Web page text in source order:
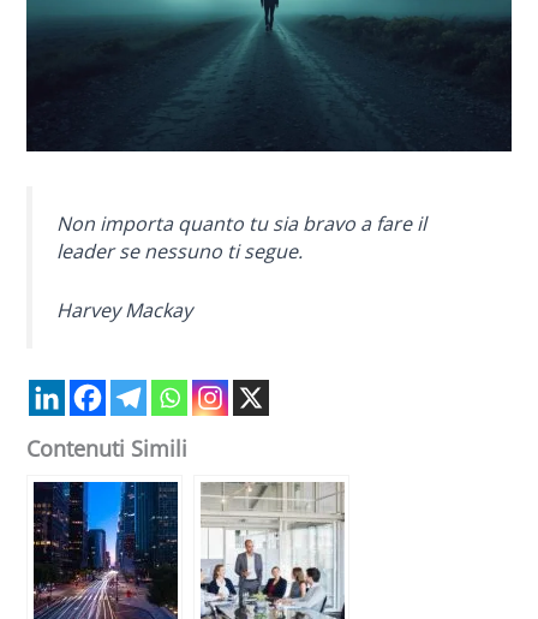
Non importa quanto tu sia bravo a fare il
leader se nessuno ti segue.
Harvey Mackay
Contenuti Simili